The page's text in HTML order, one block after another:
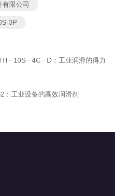
限公司
3P
- 10S - 4C - D：工业润滑的得力
：工业设备的高效润滑剂